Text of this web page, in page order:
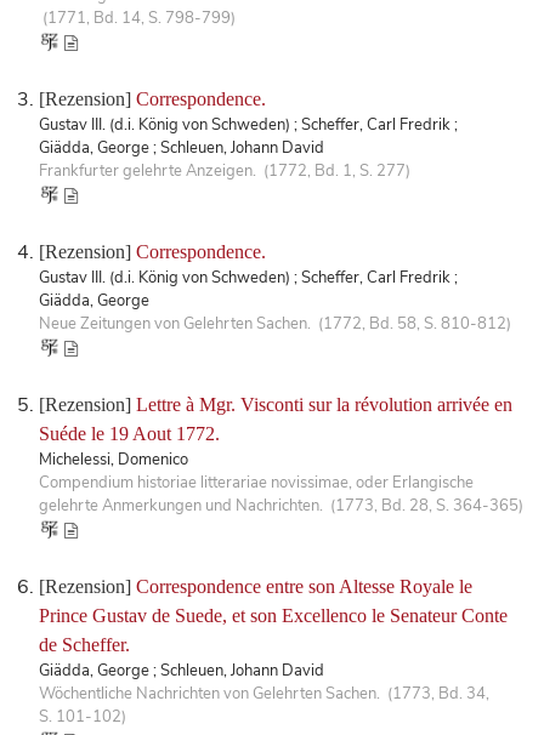
(1771, Bd. 14, S. 798-799)
[Rezension] Correspondence.
Gustav III. (d.i. König von Schweden) ; Scheffer, Carl Fredrik ;
Giädda, George ; Schleuen, Johann David
Frankfurter gelehrte Anzeigen. (1772, Bd. 1, S. 277)
[Rezension] Correspondence.
Gustav III. (d.i. König von Schweden) ; Scheffer, Carl Fredrik ;
Giädda, George
Neue Zeitungen von Gelehrten Sachen. (1772, Bd. 58, S. 810-812)
[Rezension] Lettre à Mgr. Visconti sur la révolution arrivée en
Suéde le 19 Aout 1772.
Michelessi, Domenico
Compendium historiae litterariae novissimae, oder Erlangische
gelehrte Anmerkungen und Nachrichten. (1773, Bd. 28, S. 364-365)
[Rezension] Correspondence entre son Altesse Royale le
Prince Gustav de Suede, et son Excellenco le Senateur Conte
de Scheffer.
Giädda, George ; Schleuen, Johann David
Wöchentliche Nachrichten von Gelehrten Sachen. (1773, Bd. 34,
S. 101-102)